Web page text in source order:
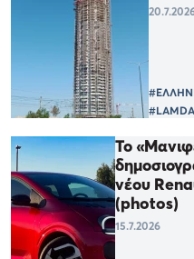
Το
νέου
(photos)
15.7.2026